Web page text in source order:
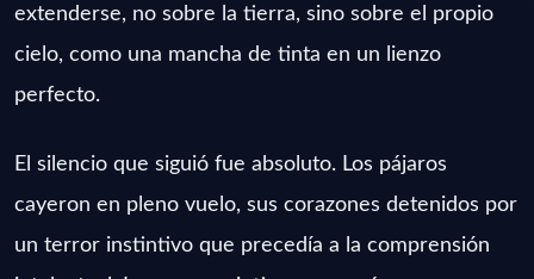
extenderse, no sobre la tierra, sino sobre el propio
cielo, como una mancha de tinta en un lienzo
perfecto.
El silencio que siguió fue absoluto. Los pájaros
cayeron en pleno vuelo, sus corazones detenidos por
un terror instintivo que precedía a la comprensión